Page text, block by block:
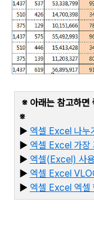
※ 아래는 참고하면
※
▶ 엑셀 Excel 나누
▶ 엑셀 Excel 가장
▶ 엑셀(Excel) 사
▶ 엑셀 Excel
▶ 엑셀 Excel 엑셀